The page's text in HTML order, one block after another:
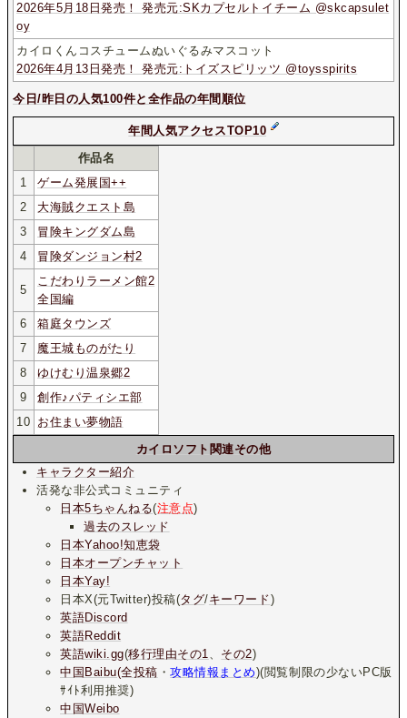
2026年5月18日発売！ 発売元:SKカプセルトイチーム @skcapsulet
oy
カイロくんコスチュームぬいぐるみマスコット
2026年4月13日発売！ 発売元:トイズスピリッツ @toysspirits
今日/昨日の人気100件と全作品の年間順位
年間人気アクセスTOP10
作品名
1
ゲーム発展国++
2
大海賊クエスト島
3
冒険キングダム島
4
冒険ダンジョン村2
5
こだわりラーメン館2
全国編
6
箱庭タウンズ
7
魔王城ものがたり
8
ゆけむり温泉郷2
9
創作♪パティシエ部
10 お住まい夢物語
カイロソフト関連その他
キャラクター紹介
活発な非公式コミュニティ
日本5ちゃんねる(注意点)
過去のスレッド
日本Yahoo!知恵袋
日本オープンチャット
日本Yay!
日本X(元Twitter)投稿(タグ/キーワード)
英語Discord
英語Reddit
英語wiki.gg(移行理由その1 その2)
中国Baibu(全投稿 ・攻略情報まとめ)(閲覧制限の少ないPC版
ｻｲﾄ利用推奨)
中国Weibo